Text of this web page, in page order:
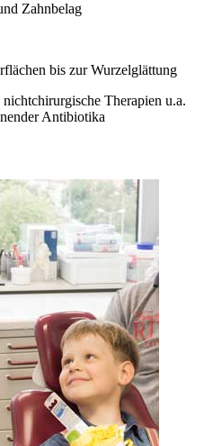
Zahnbelag
bis zur Wurzelglättung
Therapien u.a.
Antibiotika